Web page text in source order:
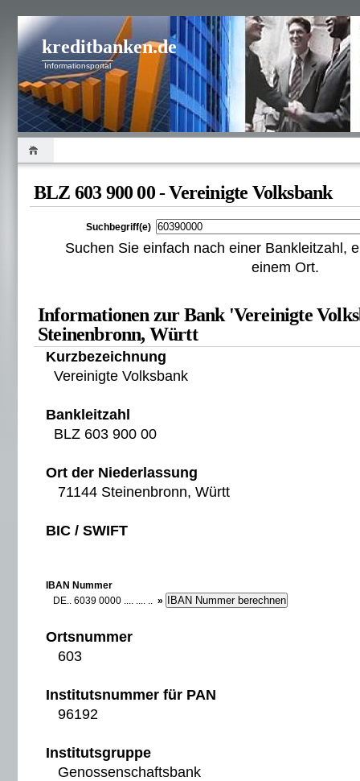
kreditbanken.de
Informationsportal
BLZ 603 900 00 - Vereinigte Volksbank
Suchbegriff(e)
Suchen Sie einfach nach einer Bankleitzahl,
einem Ort.
Informationen zur Bank 'Vereinigte
Steinenbronn, Württ
Kurzbezeichnung
Vereinigte Volksbank
Bankleitzahl
BLZ 603 900 00
Ort der Niederlassung
71144 Steinenbronn, Württ
BIC / SWIFT
IBAN Nummer
DE.. 6039 0000 .... .... .. »
Ortsnummer
603
Institutsnummer für PAN
96192
Institutsgruppe
Genossenschaftsbank